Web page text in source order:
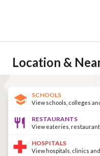
Location &
SCHOOLS
View schools, colleges
RESTAURANTS
View eateries,
HOSPITALS
View hospitals, clinics